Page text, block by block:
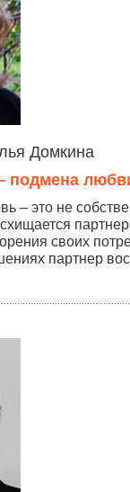
Домкина
подмена
– это не
своих
партнер